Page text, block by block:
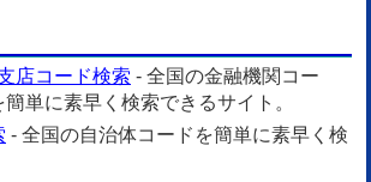
店コード検索 - 全国の金融機関コー
単に素早く検索できるサイト。
- 全国の自治体コードを簡単に素早く検